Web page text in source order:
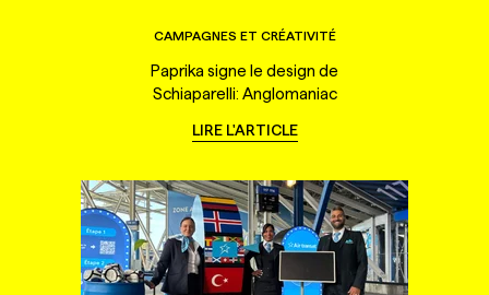
CAMPAGNES ET CRÉATIVITÉ
Paprika signe le design de
Schiaparelli: Anglomaniac
LIRE L'ARTICLE